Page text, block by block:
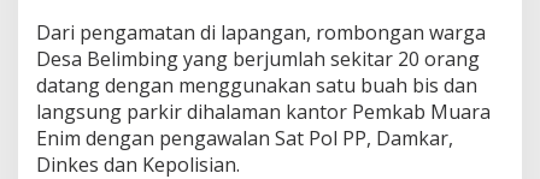
a
,
W
a
r
g
Dari pengamatan di lapangan, rombongan warga
Desa Belimbing yang berjumlah sekitar 20 orang
datang dengan menggunakan satu buah bis dan
langsung parkir dihalaman kantor Pemkab Muara
Enim dengan pengawalan Sat Pol PP, Damkar,
Dinkes dan Kepolisian.